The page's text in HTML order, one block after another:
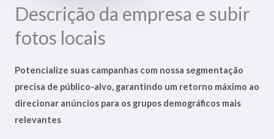
Descrição da empresa e subir
fotos locais
Potencialize suas campanhas com nossa segmentação
precisa de público-alvo, garantindo um retorno máximo ao
direcionar anúncios para os grupos demográficos mais
relevantes